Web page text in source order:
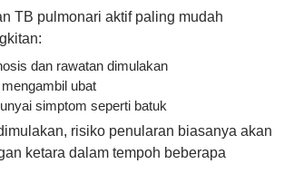
TB pulmonari aktif paling mudah
dan rawatan dimulakan
ubat
simptom seperti batuk
risiko penularan biasanya akan
ketara dalam tempoh beberapa